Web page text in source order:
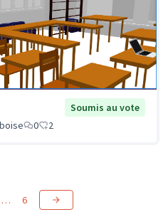
Soumis au vote
0 2
… 6